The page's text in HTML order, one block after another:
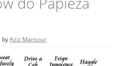
byAziz Mansour